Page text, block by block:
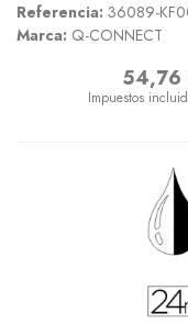
Referencia: 36089-
Marca: Q-CONNECT
Precio54,76
Impuestos